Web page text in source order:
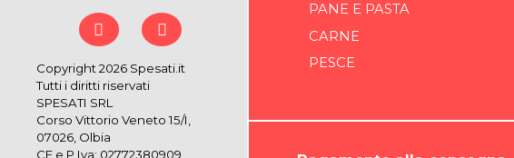
Copyright 2026 Spesati.it
Tutti i diritti riservati
SPESATI SRL
Corso Vittorio Veneto 15/I,
07026, Olbia
CF e P.Iva: 02772380909
PANE E PASTA
CARNE
PESCE